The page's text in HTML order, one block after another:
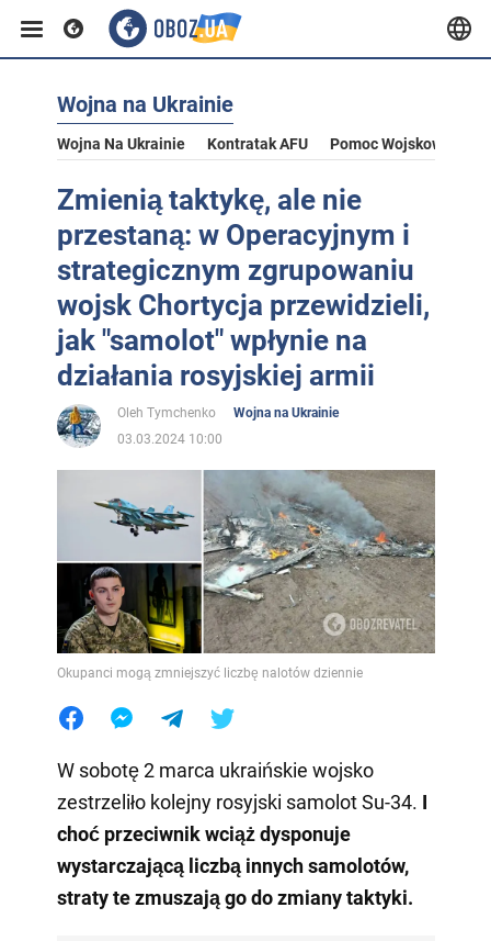
Wojna na Ukrainie
Wojna Na Ukrainie Kontratak AFU Pomoc Wojskowa Dla
Zmienią taktykę, ale nie
przestaną: w Operacyjnym i
strategicznym zgrupowaniu
wojsk Chortycja przewidzieli,
jak "samolot" wpłynie na
działania rosyjskiej armii
Oleh Tymchenko
Wojna na Ukrainie
03.03.2024 10:00
Okupanci mogą zmniejszyć liczbę nalotów dziennie
W sobotę 2 marca ukraińskie wojsko
zestrzeliło kolejny rosyjski samolot Su-34. I
choć przeciwnik wciąż dysponuje
wystarczającą liczbą innych samolotów,
straty te zmuszają go do zmiany taktyki.